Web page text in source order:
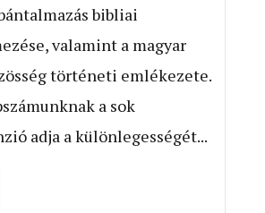
bibliai
valamint a magyar
történeti emlékezete.
a sok
adja a különlegességét...